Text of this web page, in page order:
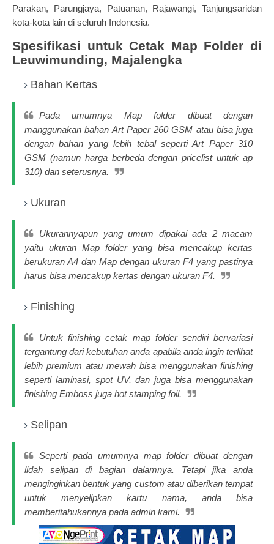
Parakan, Parungjaya, Patuanan, Rajawangi, Tanjungsaridan
kota-kota lain di seluruh Indonesia.
Spesifikasi untuk Cetak Map Folder di
Leuwimunding, Majalengka
Bahan Kertas
Pada umumnya Map folder dibuat dengan
manggunakan bahan Art Paper 260 GSM atau bisa juga
dengan bahan yang lebih tebal seperti Art Paper 310
GSM (namun harga berbeda dengan pricelist untuk ap
310) dan seterusnya.
Ukuran
Ukurannyapun yang umum dipakai ada 2 macam
yaitu ukuran Map folder yang bisa mencakup kertas
berukuran A4 dan Map dengan ukuran F4 yang pastinya
harus bisa mencakup kertas dengan ukuran F4.
Finishing
Untuk finishing cetak map folder sendiri bervariasi
tergantung dari kebutuhan anda apabila anda ingin terlihat
lebih premium atau mewah bisa menggunakan finishing
seperti laminasi, spot UV, dan juga bisa menggunakan
finishing Emboss juga hot stamping foil.
Selipan
Seperti pada umumnya map folder dibuat dengan
lidah selipan di bagian dalamnya. Tetapi jika anda
menginginkan bentuk yang custom atau diberikan tempat
untuk menyelipkan kartu nama, anda bisa
memberitahukannya pada admin kami.